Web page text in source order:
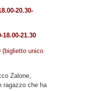
20.30-
18.00-21.30
(biglietto unico
Zalone,
ragazzo che ha